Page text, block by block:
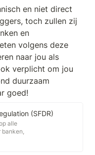
en niet direct
toch zullen zij
en
volgens deze
naar jou als
verplicht om jou
duurzaam
goed!
(SFDR)
alle
banken,
vermogensbeheerders,